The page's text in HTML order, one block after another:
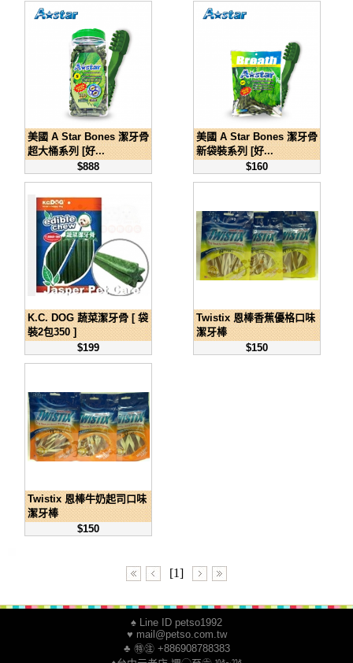
美國 A Star Bones 潔牙骨
超大桶系列 [好...
$888
美國 A Star Bones 潔牙骨
新袋裝系列 [好...
$160
K.C. DOG 蔬菜潔牙骨 [ 袋
裝2包350 ]
$199
Twistix 恩棒香蕉優格口味
潔牙棒
$150
Twistix 恩棒牛奶起司口味
潔牙棒
$150
[1]
♠ Line ID petso1992
♥ mail@petso.com.tw
♣ ㊕㊟ +886908788383